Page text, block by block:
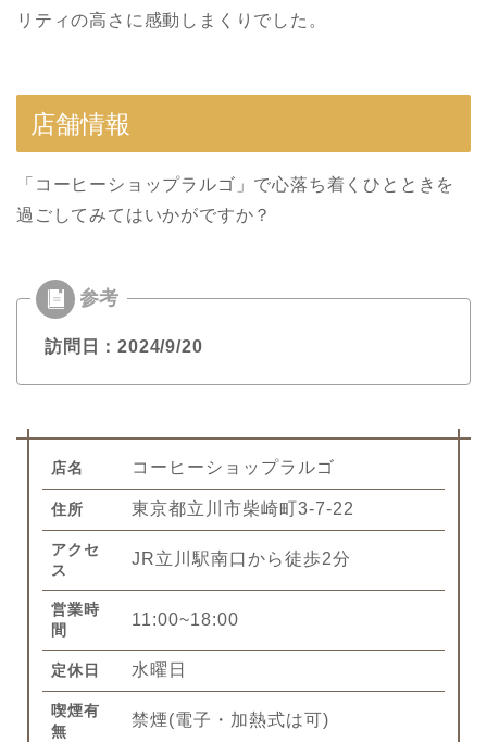
リティの高さに感動しまくりでした。
店舗情報
「コーヒーショップラルゴ」で心落ち着くひとときを
過ごしてみてはいかがですか？
訪問日：2024/9/20
店名 コーヒーショップラルゴ
住所 東京都立川市柴崎町3-7-22
アクセ
ス
JR立川駅南口から徒歩2分
営業時
間
11:00~18:00
定休日 水曜日
喫煙有
無
禁煙(電子・加熱式は可)